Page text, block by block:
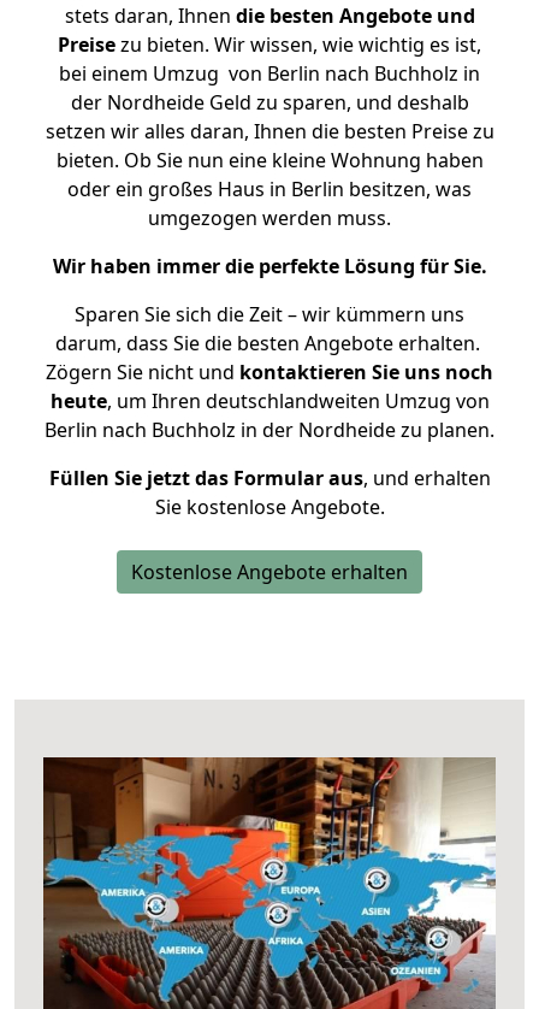
stets daran, Ihnen die besten Angebote und
Preisezu bieten. Wir wissen, wie wichtig es ist,
bei einem Umzug von Berlin nach Buchholz in
der Nordheide Geld zu sparen, und deshalb
setzen wir alles daran, Ihnen die besten Preise zu
bieten. Ob Sie nun eine kleine Wohnung haben
oder ein großes Haus in Berlin besitzen, was
umgezogen werden muss.
Wir haben immer die perfekte Lösung für Sie.
Sparen Sie sich die Zeit – wir kümmern uns
darum, dass Sie die besten Angebote erhalten.
Zögern Sie nicht und kontaktieren Sie uns noch
heute, um Ihren deutschlandweiten Umzug von
Berlin nach Buchholz in der Nordheide zu planen.
Füllen Sie jetzt das Formular aus, und erhalten
Sie kostenlose Angebote.
Kostenlose Angebote erhalten